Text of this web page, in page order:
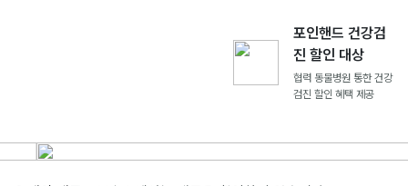
포인핸드 건강검
진 할인 대상
협력 동물병원 통한 건강
검진 할인 혜택 제공